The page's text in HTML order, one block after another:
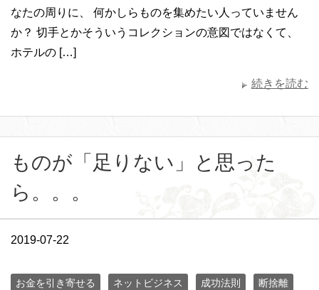
なたの周りに、 何かしらものを集めたい人っていません
か？ 切手とかそういうコレクションの意図ではなくて、
ホテルの […]
続きを読む
ものが「足りない」と思った
ら。。。
2019-07-22
お金を引き寄せる ネットビジネス 成功法則 断捨離